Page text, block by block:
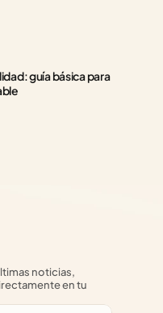
guía básica para
noticias,
en tu